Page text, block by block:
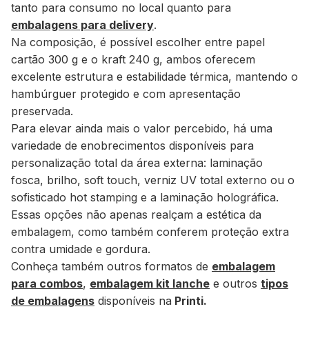
tanto para consumo no local quanto para
embalagens para delivery.
Na composição, é possível escolher entre papel
cartão 300 g e o kraft 240 g, ambos oferecem
excelente estrutura e estabilidade térmica, mantendo o
hambúrguer protegido e com apresentação
preservada.
Para elevar ainda mais o valor percebido, há uma
variedade de enobrecimentos disponíveis para
personalização total da área externa: laminação
fosca, brilho, soft touch, verniz UV total externo ou o
sofisticado hot stamping e a laminação holográfica.
Essas opções não apenas realçam a estética da
embalagem, como também conferem proteção extra
contra umidade e gordura.
Conheça também outros formatos de embalagem
para combos, embalagem kit lanche e outros tipos
de embalagens disponíveis na Printi.